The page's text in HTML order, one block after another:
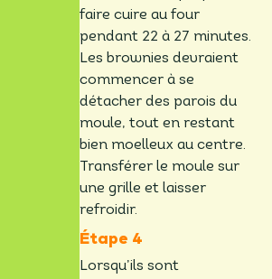
faire cuire au four
pendant 22 à 27 minutes.
Les brownies devraient
commencer à se
détacher des parois du
moule, tout en restant
bien moelleux au centre.
Transférer le moule sur
une grille et laisser
refroidir.
Lorsqu’ils sont